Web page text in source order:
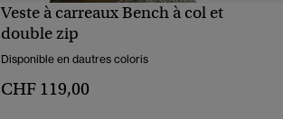
Veste à carreaux Bench à col et
double zip
Disponible en dautres coloris
CHF 119,00